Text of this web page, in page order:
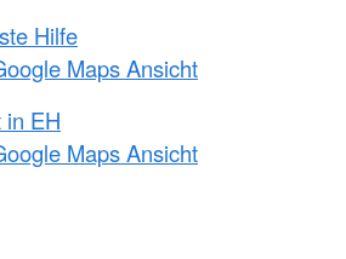
Hilfe
Maps Ansicht
in EH
Maps Ansicht